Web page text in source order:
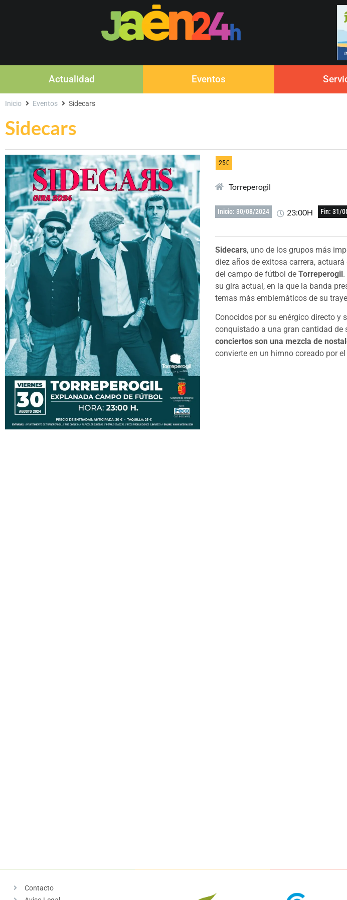
Actualidad Eventos
Sidecars
Inicio Eventos Sidecars
25€
Torreperogil
Inicio: 30/08/2024 23:00H Fin: 31/
Sidecars, uno de los grupos más
diez años de exitosa carrera,
del campo de fútbol deTorreperogil
su gira actual, en la que la banda
temas más emblemáticos de su
Conocidos por su enérgico directo y
conquistado a una gran cantidad de
conciertos son una mezcla de
convierte en un himno coreado por
Contacto